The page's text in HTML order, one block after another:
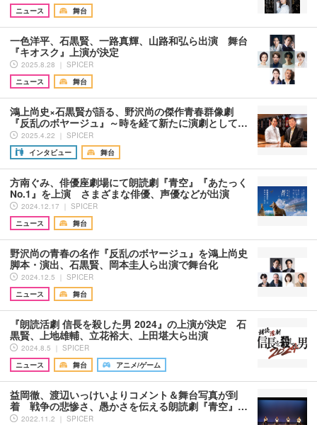
ニュース
舞台
一色洋平、石黒賢、一路真輝、山路和弘ら出演 舞台
『キオスク』上演が決定
2025.8.28 ｜ SPICER
ニュース
舞台
鴻上尚史×石黒賢が語る、野沢尚の傑作青春群像劇
『反乱のボヤージュ』～時を経て新たに演劇として…
2025.4.22 ｜ SPICER
インタビュー
舞台
方南ぐみ、俳優座劇場にて朗読劇『青空』『あたっく
No.1』を上演 さまざまな俳優、声優などが出演
2024.12.17 ｜ SPICER
ニュース
舞台
野沢尚の青春の名作『反乱のボヤージュ』を鴻上尚史
脚本・演出、石黒賢、岡本圭人ら出演で舞台化
2024.12.5 ｜ SPICER
ニュース
舞台
『朗読活劇 信長を殺した男 2024』の上演が決定 石
黒賢、上地雄輔、立花裕大、上田堪大ら出演
2024.8.5 ｜ SPICER
ニュース
舞台 アニメ/ゲーム
益岡徹、渡辺いっけいよりコメント＆舞台写真が到
着 戦争の悲惨さ、愚かさを伝える朗読劇『青空』…
2022.11.2 ｜ SPICER